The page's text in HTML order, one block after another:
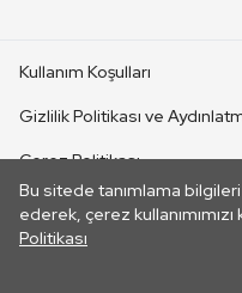
Bu sitede tanımlama
ederek, çerez
Politikası
CANLI YAYINLAR
Kullanım Koşulları
Gizlilik Politikası ve
Çerez Politikası
İletişim
Her hakkı saklıdır. ©2026